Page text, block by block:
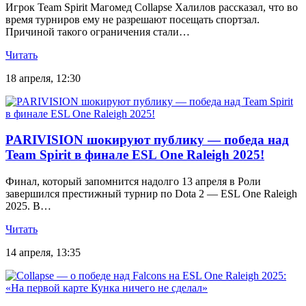
Игрок Team Spirit Магомед Collapse Халилов рассказал, что во
время турниров ему не разрешают посещать спортзал.
Причиной такого ограничения стали…
Читать
18 апреля, 12:30
PARIVISION шокируют публику — победа над
Team Spirit в финале ESL One Raleigh 2025!
Финал, который запомнится надолго 13 апреля в Роли
завершился престижный турнир по Dota 2 — ESL One Raleigh
2025. В…
Читать
14 апреля, 13:35